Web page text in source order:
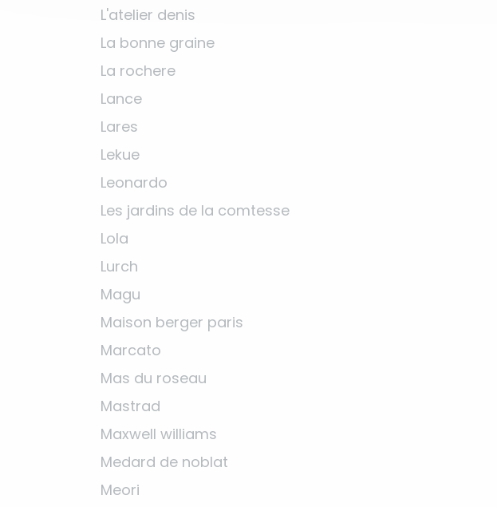
L'atelier denis
La bonne graine
La rochere
Lance
Lares
Lekue
Leonardo
Les jardins de la comtesse
Lola
Lurch
Magu
Maison berger paris
Marcato
Mas du roseau
Mastrad
Maxwell williams
Medard de noblat
Meori